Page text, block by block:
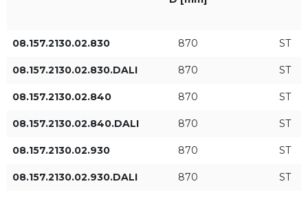
Farbe des Lichts
830
840
940
IP44/20
08.157.2130.02.830 870 ST
08.157.2130.02.830.DALI 870 ST
08.157.2130.02.840 870 ST
08.157.2130.02.840.DALI 870 ST
08.157.2130.02.930 870 ST
08.157.2130.02.930.DALI 870 ST